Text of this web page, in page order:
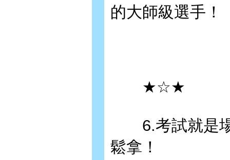
的大師級選手！
★☆★
6.考試就是場
鬆拿！